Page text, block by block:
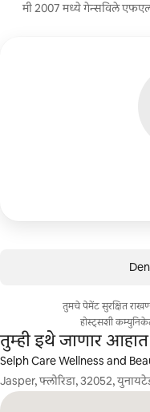
मी 2007 मध्ये गेन्सविले
तुमचे पेमेंट सुरक्षित
होस्ट्सशी
तुम्ही इथे जाणार आहात
Selph Care Wellness and
Jasper, फ्लोरिडा, 32052,